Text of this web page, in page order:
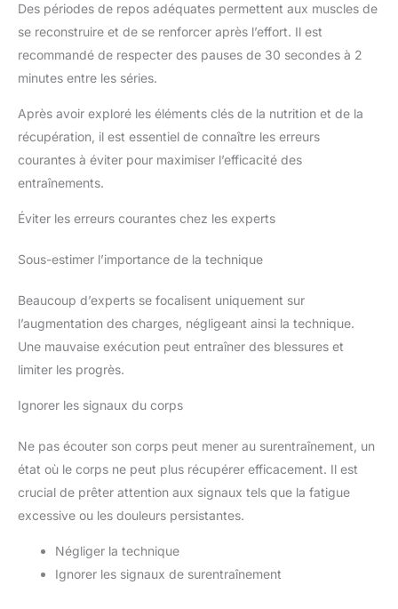
Des périodes de repos adéquates permettent aux muscles de
se reconstruire et de se renforcer après l’effort. Il est
recommandé de respecter des pauses de 30 secondes à 2
minutes entre les séries.
Après avoir exploré les éléments clés de la nutrition et de la
récupération, il est essentiel de connaître les erreurs
courantes à éviter pour maximiser l’efficacité des
entraînements.
Éviter les erreurs courantes chez les experts
Sous-estimer l’importance de la technique
Beaucoup d’experts se focalisent uniquement sur
l’augmentation des charges, négligeant ainsi la technique.
Une mauvaise exécution peut entraîner des blessures et
limiter les progrès.
Ignorer les signaux du corps
Ne pas écouter son corps peut mener au surentraînement, un
état où le corps ne peut plus récupérer efficacement. Il est
crucial de prêter attention aux signaux tels que la fatigue
excessive ou les douleurs persistantes.
Négliger la technique
Ignorer les signaux de surentraînement